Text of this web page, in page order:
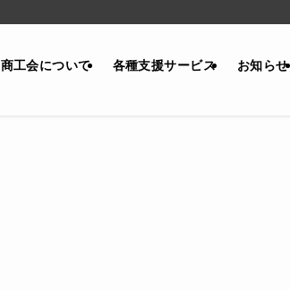
商工会について 各種支援サービス お知らせ